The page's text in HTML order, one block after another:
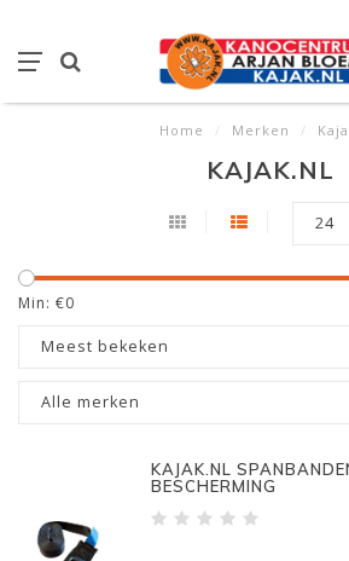
Home / Merken /
KAJAK.NL
24
Min: €0
Meest bekeken
Alle merken
KAJAK.NL
BESCHERMING